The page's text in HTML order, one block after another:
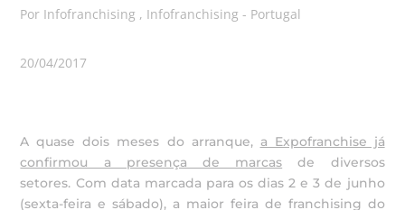
Por Infofranchising , Infofranchising - Portugal
20/04/2017
A quase dois meses do arranque, a Expofranchise já
confirmou a presença de marcas de diversos
setores. Com data marcada para os dias 2 e 3 de junho
(sexta-feira e sábado), a maior feira de franchising do